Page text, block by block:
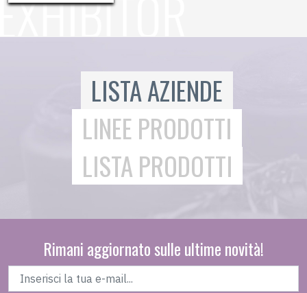
LISTA AZIENDE
LINEE PRODOTTI
LISTA PRODOTTI
Rimani aggiornato sulle ultime novità!